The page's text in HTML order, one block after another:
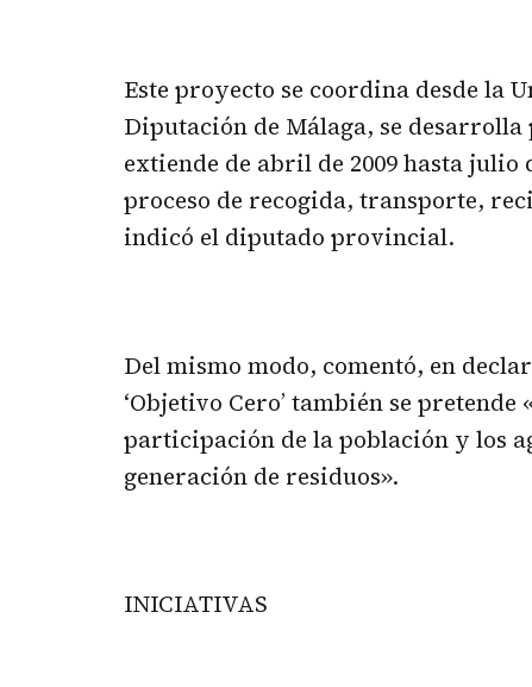
Este proyecto se coordina desde la
Diputación de Málaga, se
extiende de abril de 2009 hasta julio
proceso de recogida, transporte,
indicó el diputado provincial.
Del mismo modo, comentó, en
‘Objetivo Cero’ también se
participación de la población y los
generación de residuos».
INICIATIVAS